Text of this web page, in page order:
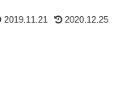
2019.11.21 2020.12.25